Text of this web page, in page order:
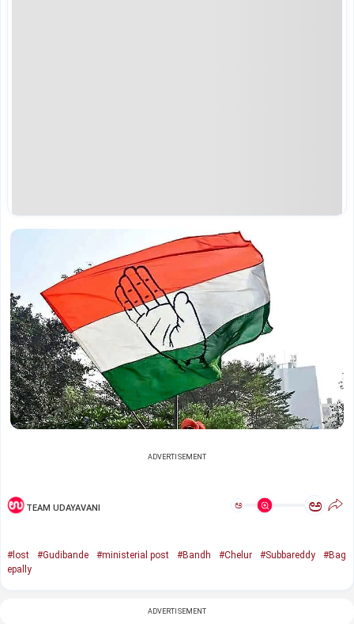
ADVERTISEMENT
TEAM UDAYAVANI ಅ ಅ
#lost #Gudibande #ministerial post #Bandh #Chelur #Subbareddy
#Bag
epally
ADVERTISEMENT